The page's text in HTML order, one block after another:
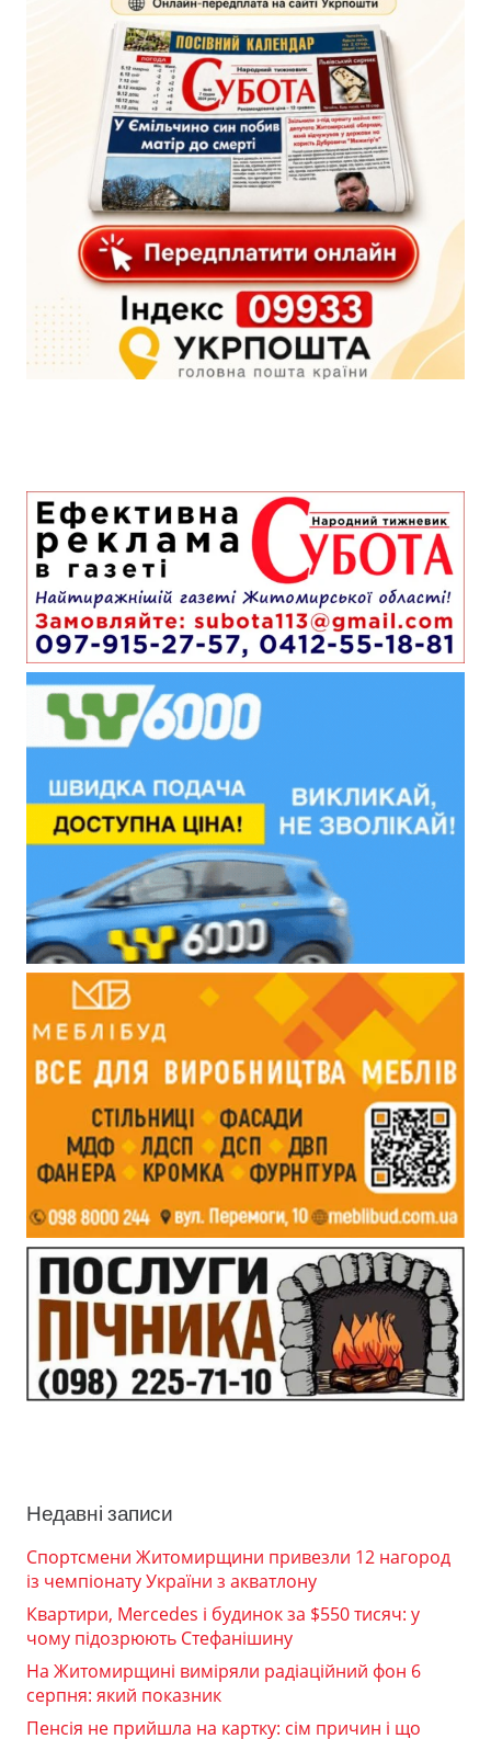
Недавні записи
Спортсмени Житомирщини привезли 12 нагород
із чемпіонату України з акватлону
Квартири, Mercedes і будинок за $550 тисяч: у
чому підозрюють Стефанішину
На Житомирщині виміряли радіаційний фон 6
серпня: який показник
Пенсія не прийшла на картку: сім причин і що